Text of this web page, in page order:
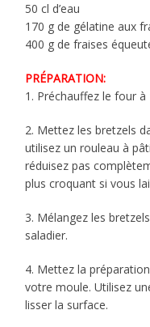
50 cl d’eau
170 g de gélatine aux
400 g de fraises
PRÉPARATION:
1. Préchauffez le four à
2. Mettez les bretzels
utilisez un rouleau à
réduisez pas
plus croquant si vous
3. Mélangez les
saladier.
4. Mettez la
votre moule. Utilisez
lisser la surface.